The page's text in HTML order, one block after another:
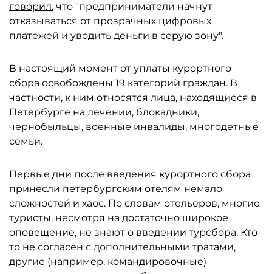
говорил, что "предприниматели начнут
отказываться от прозрачных цифровых
платежей и уводить деньги в серую зону".
В настоящий момент от уплаты курортного
сбора освобождены 19 категорий граждан. В
частности, к ним относятся лица, находящиеся в
Петербурге на лечении, блокадники,
чернобыльцы, военные инвалиды, многодетные
семьи.
Первые дни после введения курортного сбора
принесли петербургским отелям немало
сложностей и хаос. По словам отельеров, многие
туристы, несмотря на достаточно широкое
оповещение, не знают о введении турсбора. Кто-
то не согласен с дополнительными тратами,
другие (например, командировочные)